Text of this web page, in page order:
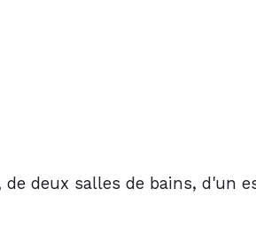
deux salles de bains, d'un